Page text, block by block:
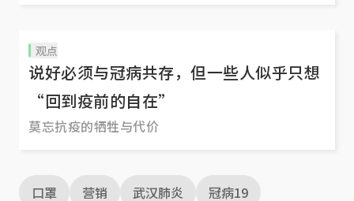
观点
说好必须与冠病共存，但一些人似乎只想
“回到疫前的自在”
莫忘抗疫的牺牲与代价
口罩 营销 武汉肺炎
冠病19